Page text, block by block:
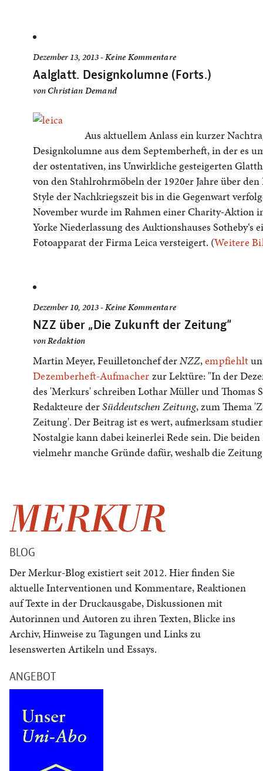
Dezember 13, 2013 -Keine Kommentare
Aalglatt. Designkolumne (Forts.)
von Christian Demand
Aus aktuellem Anlass ein kurzer Nachtrag
Designkolumne aus dem Septemberheft, in der es
der ostentativen, ins Unwirkliche gesteigerten
von den Stahlrohrmöbeln der 1920er Jahre über
Style der Nachkriegszeit bis in die Gegenwart
November wurde im Rahmen einer Charity-Aktion
Yorke Niederlassung des Auktionshauses Sotheby‘s
Fotoapparat der Firma Leica versteigert. (Weitere
Dezember 10, 2013 -Keine Kommentare
NZZ über „Die Zukunft der Zeitung“
vonRedaktion
Martin Meyer, Feuilletonchef derNZZ,empfiehlt
Dezemberheft-Aufmacher zur Lektüre: "In der
des 'Merkurs' schreiben Lothar Müller und Thomas
Redakteure derSüddeutschen Zeitung, zum Thema
Zeitung'. Der Beitrag ist es wert, aufmerksam
Nostalgie kann dabei keinerlei Rede sein. Die
vielmehr manche Gründe dafür, weshalb die
BLOG
Der Merkur-Blog existiert seit 2012. Hier finden Sie
aktuelle Interventionen und Kommentare, Reaktionen
auf Texte in der Druckausgabe, Diskussionen mit
Autorinnen und Autoren zu ihren Texten, Blicke ins
Archiv, Hinweise zu Tagungen und Links zu
lesenswerten Artikeln und Essays.
ANGEBOT